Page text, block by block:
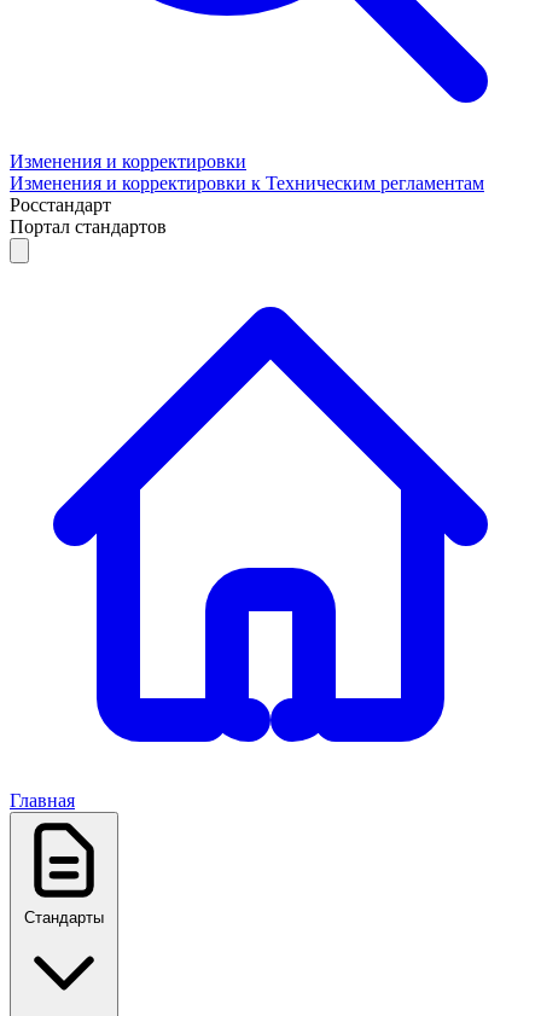
Изменения и корректировки
Изменения и корректировки к Техническим регламентам
Росстандарт
Портал стандартов
Главная
Стандарты